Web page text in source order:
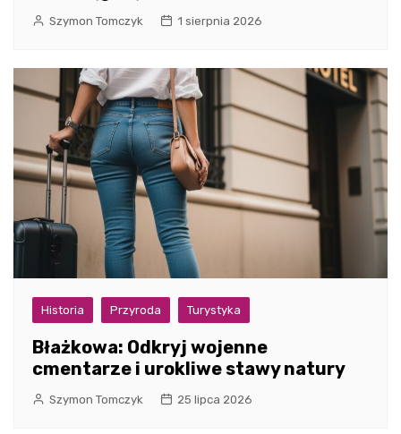
Szymon Tomczyk 1 sierpnia 2026
Historia Przyroda Turystyka
Błażkowa: Odkryj wojenne
cmentarze i urokliwe stawy natury
Szymon Tomczyk 25 lipca 2026